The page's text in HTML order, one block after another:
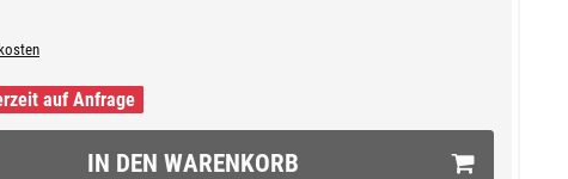
auf Anfrage
IN DEN WARENKORB